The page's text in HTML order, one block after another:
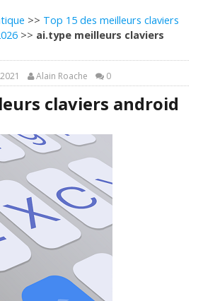
>> Top 15 des meilleurs claviers
>> ai.type meilleurs claviers
Alain Roache 0
claviers android